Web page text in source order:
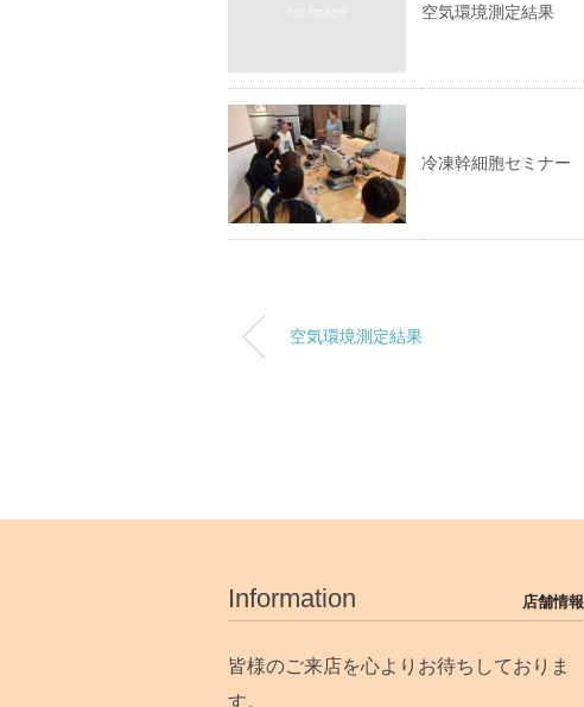
空気環境測定結果
冷凍幹細胞セミナー
空気環境測定結果
Information 店舗情報
皆様のご来店を心よりお待ちしておりま
す。